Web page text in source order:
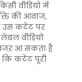
वीडियो में
की आवाज,
उस कंटेंट पर
वीडियो
आ सकता है
कि कंटेंट पूरी